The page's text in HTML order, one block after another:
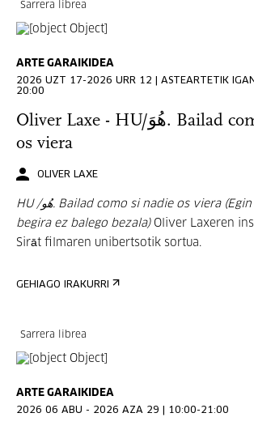
Sarrera librea
ARTE GARAIKIDEA
2026 UZT 17-2026 URR 12 | ASTEARTETIK
20:00
Oliver Laxe - HU/هُوَ. Bailad como si nadie
os viera
OLIVER LAXE
HU /هُو. Bailad como si nadie os viera (Egin dantza inor
begira ez balego bezala)Oliver Laxeren
Sirāt filmaren unibertsotik sortua.
GEHIAGO IRAKURRI
Sarrera librea
ARTE GARAIKIDEA
2026 06 ABU - 2026 AZA 29 | 10:00-21:00